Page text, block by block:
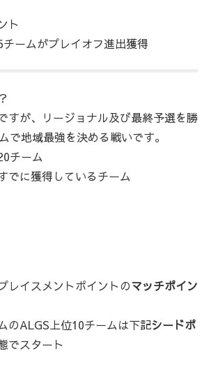
ト
ームがプレイオフ進出獲得
すが、リージョナル及び最終予選を勝
で地域最強を決める戦いです。
チーム
でに獲得しているチーム
レイスメントポイントのマッチポイン
のALGS上位10チームは下記シードポ
でスタート